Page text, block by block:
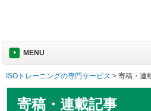
MENU
ISOトレーニングの専門サービス > 寄稿・連
寄稿・連載記事